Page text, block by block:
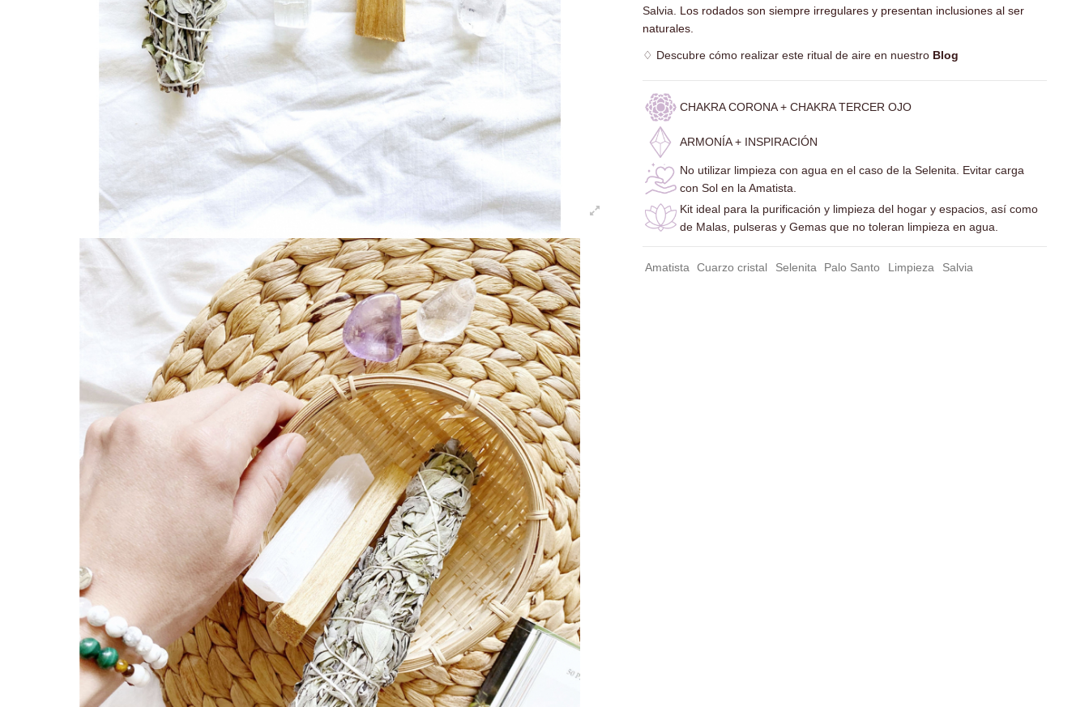
Salvia. Los rodados son siempre irregulares y presentan inclusiones al ser
naturales.
♢ Descubre cómo realizar este ritual de aire en nuestro Blog
CHAKRA CORONA + CHAKRA TERCER OJO
ARMONÍA + INSPIRACIÓN
No utilizar limpieza con agua en el caso de la Selenita. Evitar carga
con Sol en la Amatista.
Kit ideal para la purificación y limpieza del hogar y espacios, así como
de Malas, pulseras y Gemas que no toleran limpieza en agua.
Amatista Cuarzo cristal Selenita Palo Santo Limpieza Salvia